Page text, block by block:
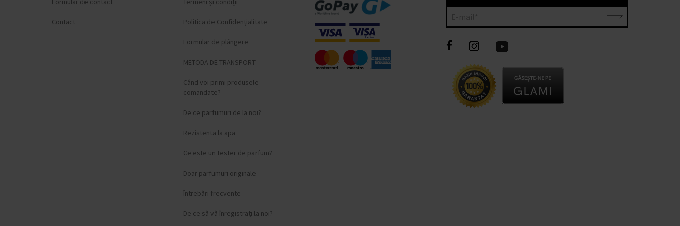
Contact Politica de Confidențialitate
Formular de plângere
METODA DE TRANSPORT
Când voi primi produsele
comandate?
De ce parfumuri de la noi?
Rezistenta la apa
Ce este un tester de parfum?
Doar parfumuri originale
Întrebări frecvente
De ce să vă înregistrați la noi?